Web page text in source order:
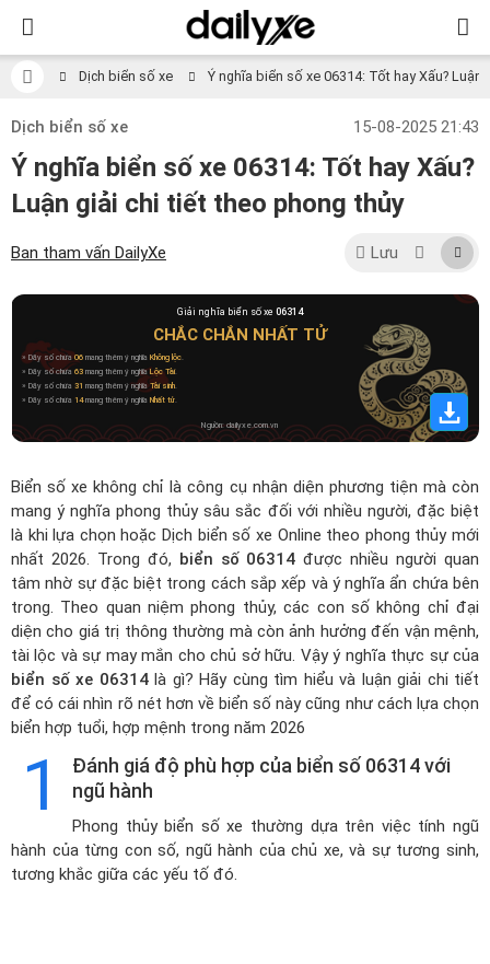
Dịch biển số xe Ý nghĩa biển số xe 06314: Tốt hay Xấu?
Dịch biển số xe 15-08-2025 21:43
Ý nghĩa biển số xe 06314: Tốt hay Xấu?
Luận giải chi tiết theo phong thủy
Ban tham vấn DailyXe Lưu
Giải nghĩa biển số xe 06314
CHẮC CHẮN NHẤT TỬ
» Dãy số chứa06 mang thêm ý nghĩa Không lộc.
» Dãy số chứa 63 mang thêm ý nghĩaLộc Tài.
» Dãy số chứa 31 mang thêm ý nghĩaTài sinh.
» Dãy số chứa 14mang thêm ý nghĩa Nhất tử.
Nguồn: dailyxe.com.vn
Biển số xe không chỉ là công cụ nhận diện phương tiện mà còn
mang ý nghĩa phong thủy sâu sắc đối với nhiều người, đặc biệt
là khi lựa chọn hoặcDịch biển số xe Online theo phong thủy mới
nhất 2026. Trong đó, biển số 06314 được nhiều người quan
tâm nhờ sự đặc biệt trong cách sắp xếp và ý nghĩa ẩn chứa bên
trong. Theo quan niệm phong thủy, các con số không chỉ đại
diện cho giá trị thông thường mà còn ảnh hưởng đến vận mệnh,
tài lộc và sự may mắn cho chủ sở hữu. Vậy ý nghĩa thực sự của
biển số xe 06314là gì? Hãy cùng tìm hiểu và luận giải chi tiết
để có cái nhìn rõ nét hơn về biển số này cũng như cách lựa chọn
biển hợp tuổi, hợp mệnh trong năm 2026
1
Đánh giá độ phù hợp của biển số 06314 với
ngũ hành
Phong thủy biển số xe thường dựa trên việc tính ngũ
hành của từng con số, ngũ hành của chủ xe, và sự tương sinh,
tương khắc giữa các yếu tố đó.